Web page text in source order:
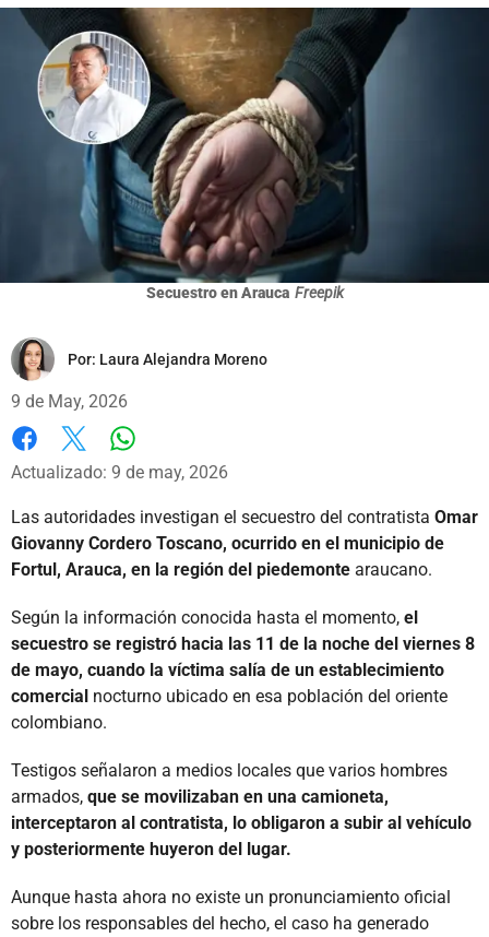
Secuestro en Arauca Freepik
Por: Laura Alejandra Moreno
9 de May, 2026
Facebook
X
Actualizado: 9 de may, 2026
Las autoridades investigan el secuestro del contratista Omar
Giovanny Cordero Toscano, ocurrido en el municipio de
Fortul, Arauca, en la región del piedemonte araucano.
Según la información conocida hasta el momento, el
secuestro se registró hacia las 11 de la noche del viernes 8
de mayo, cuando la víctima salía de un establecimiento
comercial nocturno ubicado en esa población del oriente
colombiano.
Testigos señalaron a medios locales que varios hombres
armados, que se movilizaban en una camioneta,
interceptaron al contratista, lo obligaron a subir al vehículo
y posteriormente huyeron del lugar.
Aunque hasta ahora no existe un pronunciamiento oficial
sobre los responsables del hecho, el caso ha generado